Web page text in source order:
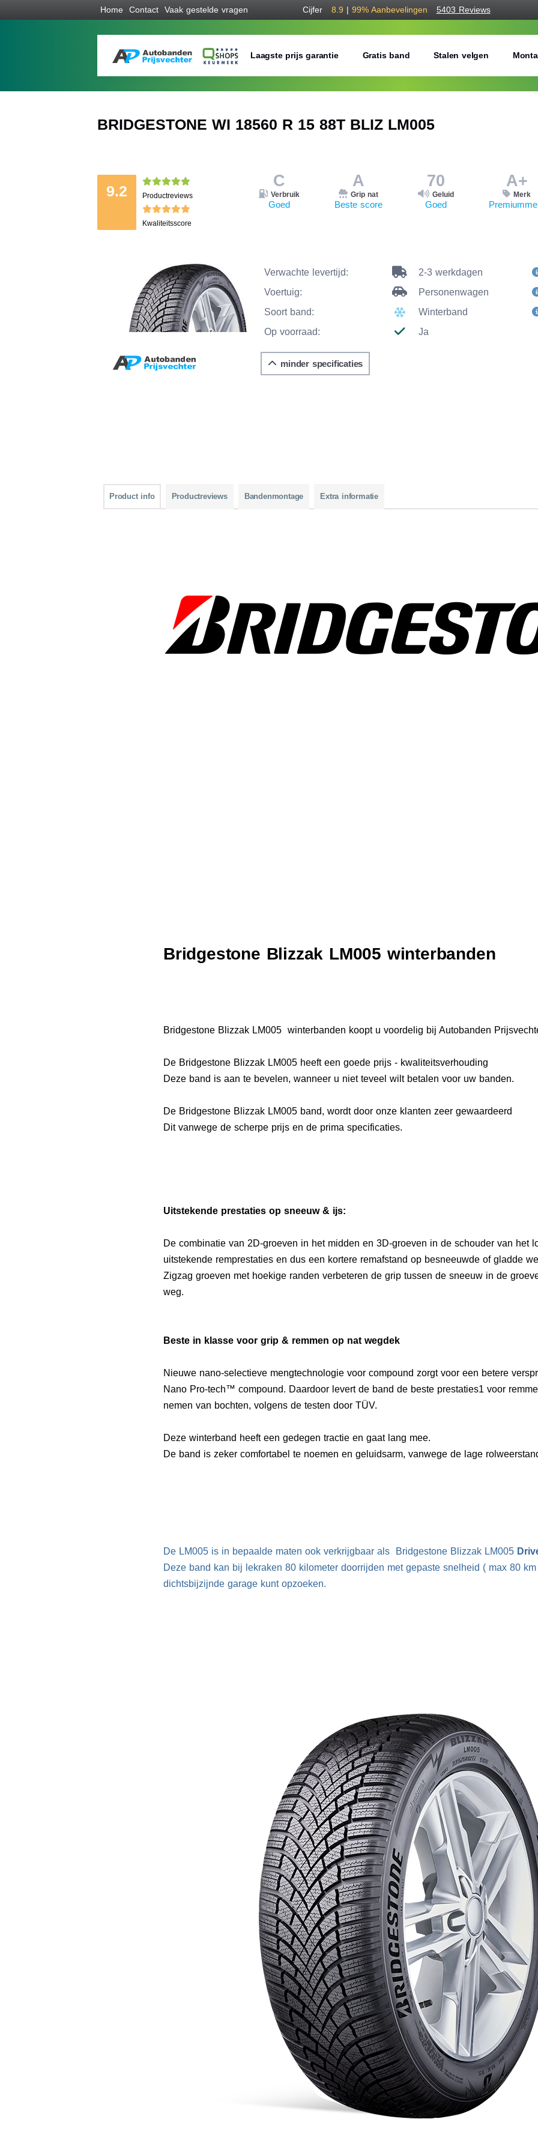
Home Contact Vaak gestelde vragen Cijfer 8.9 | 99% Aanbevelingen 5403 Reviews
Laagste prijs garantie Gratis band Stalen velgen
BRIDGESTONE WI 18560 R 15 88T BLIZ LM005
9.2 Productreviews
Kwaliteitsscore
C
Verbruik
Goed
A
Grip nat
Beste score
70
Geluid
Goed
A+
Merk
Verwachte levertijd:
2-3 werkdagen
Voertuig:
Personenwagen
Soort band:
Winterband
Op voorraad:
Ja
minder specificaties
Product info Productreviews Bandenmontage Extra informatie
Bridgestone Blizzak LM005 winterbanden
Bridgestone Blizzak LM005 winterbanden koopt u voordelig bij Autobanden
De Bridgestone Blizzak LM005 heeft een goede prijs - kwaliteitsverhouding
Deze band is aan te bevelen, wanneer u niet teveel wilt betalen voor uw banden.
De Bridgestone Blizzak LM005 band, wordt door onze klanten zeer gewaardeerd
Dit vanwege de scherpe prijs en de prima specificaties.
Uitstekende prestaties op sneeuw & ijs:
De combinatie van 2D-groeven in het midden en 3D-groeven in de schouder van het
uitstekende remprestaties en dus een kortere remafstand op besneeuwde of gladde
Zigzag groeven met hoekige randen verbeteren de grip tussen de sneeuw in de
weg.
Beste in klasse voor grip & remmen op nat wegdek
Nieuwe nano-selectieve mengtechnologie voor compound zorgt voor een betere
Nano Pro-tech™ compound. Daardoor levert de band de beste prestaties1 voor
nemen van bochten, volgens de testen door TÜV.
Deze winterband heeft een gedegen tractie en gaat lang mee.
De band is zeker comfortabel te noemen en geluidsarm, vanwege de lage
De LM005 is in bepaalde maten ook verkrijgbaar als Bridgestone Blizzak LM005
Deze band kan bij lekraken 80 kilometer doorrijden met gepaste snelheid ( max 80
dichtsbijzijnde garage kunt opzoeken.